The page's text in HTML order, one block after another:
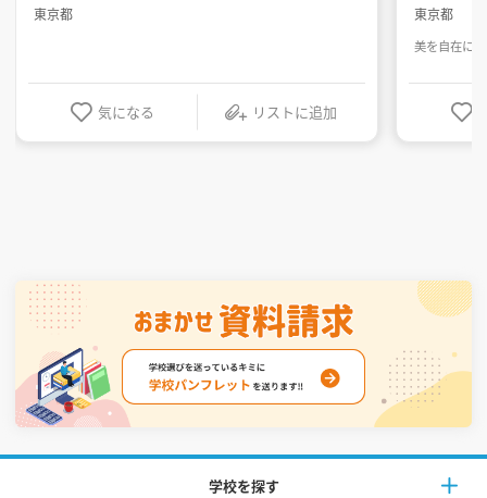
東京都
気になる リストに追加
東京都
美を自在に
学校を探す